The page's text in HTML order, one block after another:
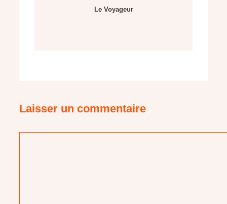
Le Voyageur
Laisser un commentaire